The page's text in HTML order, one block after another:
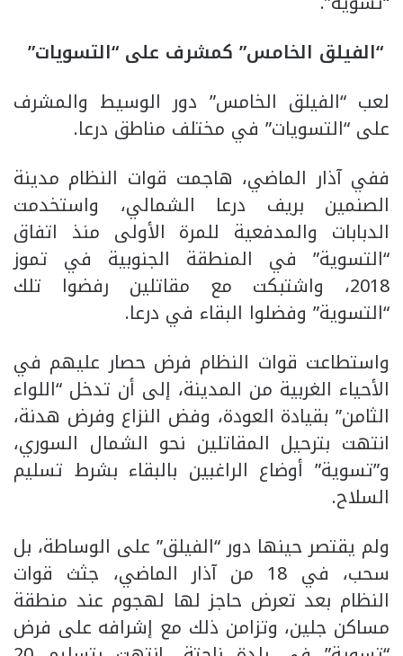
“الفيلق الخامس” كمشرف على “التسويات”
لعب “الفيلق الخامس” دور الوسيط والمشرف
على “التسويات” في مختلف مناطق درعا.
ففي آذار الماضي، هاجمت قوات النظام مدينة
الصنمين بريف درعا الشمالي، واستخدمت
الدبابات والمدفعية للمرة الأولى منذ اتفاق
“التسوية” في المنطقة الجنوبية في تموز
2018، واشتبكت مع مقاتلين رفضوا تلك
“التسوية” وفضلوا البقاء في درعا.
واستطاعت قوات النظام فرض حصار عليهم في
الأحياء الغربية من المدينة، إلى أن تدخل “اللواء
الثامن” بقيادة العودة، وفض النزاع وفرض هدنة،
انتهت بترحيل المقاتلين نحو الشمال السوري،
و”تسوية” أوضاع الراغبين بالبقاء بشرط تسليم
السلاح.
ولم يقتصر حينها دور “الفيلق” على الوساطة، بل
سحب، في 18 من آذار الماضي، جثث قوات
النظام بعد تعرض حاجز لها لهجوم عند منطقة
مساكن جلين، وتزامن ذلك مع إشرافه على فرض